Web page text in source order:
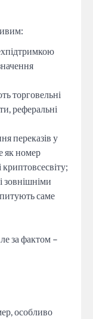
торговельні
реферальні
переказів у
як номер
криптовсесвіту;
зовнішніми
саме
за фактом –
особливо